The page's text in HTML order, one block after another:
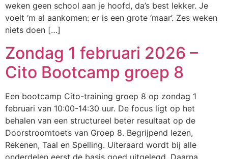
weken geen school aan je hoofd, da’s best lekker. Je
voelt ‘m al aankomen: er is een grote ‘maar’. Zes weken
niets doen […]
Zondag 1 februari 2026 –
Cito Bootcamp groep 8
Een bootcamp Cito-training groep 8 op zondag 1
februari van 10:00-14:30 uur. De focus ligt op het
behalen van een structureel beter resultaat op de
Doorstroomtoets van Groep 8. Begrijpend lezen,
Rekenen, Taal en Spelling. Uiteraard wordt bij alle
onderdelen eerst de basis goed uitgelegd. Daarna